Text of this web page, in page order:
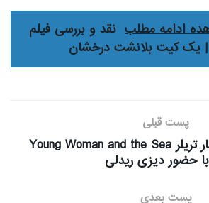
ادامه مطلب نقد و بررسی فیلم
پست قبلی
سینماکان: انتشار تریلر Young Woman and the Sea
با حضور دیزی ریدلی
پست بعدی